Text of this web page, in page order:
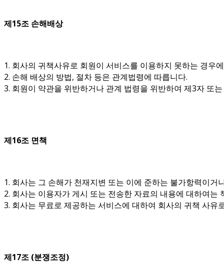
제15조 손해배상
1. 회사의 귀책사유로 회원이 서비스를 이용하지 못하는 경우
2. 손해 배상의 방법, 절차 등은 관계법령에 따릅니다.
3. 회원이 약관을 위반하거나 관계 법령을 위반하여 제3자 또
제16조 면책
1. 회사는 그 손해가 천재지변 또는 이에 준하는 불가항력이
2. 회사는 이용자가 게시 또는 전송한 자료의 내용에 대하여는
3. 회사는 무료로 제공하는 서비스에 대하여 회사의 귀책 사
제17조 (분쟁조정)